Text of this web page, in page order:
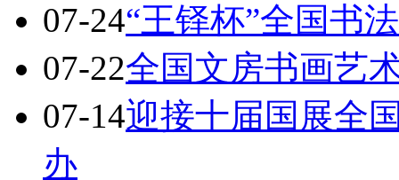
07-24“王铎杯”全国书
07-22全国文房书画艺
07-14迎接十届国展全
办